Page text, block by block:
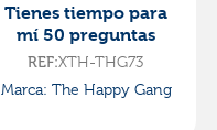
Tienes tiempo para
mí 50 preguntas
REF:XTH-THG73
Marca: The Happy Gang